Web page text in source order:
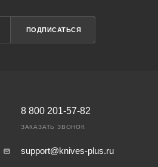
ПОДПИСАТЬСЯ
8 800 201-57-82
ЗАКАЗАТЬ ЗВОНОК
support@knives-plus.ru